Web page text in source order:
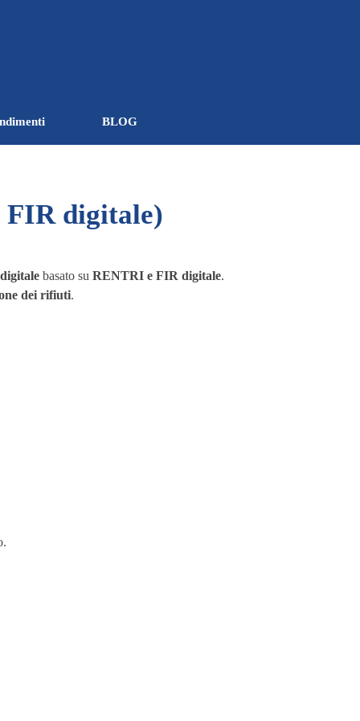
▼
BLOG
digitale)
digitale basato suRENTRI e FIR digitale.
dei rifiuti.